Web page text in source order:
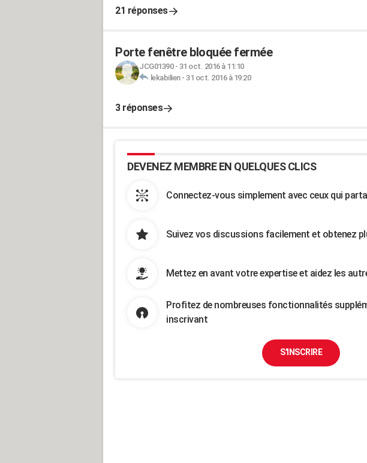
21 réponses
Porte fenêtre bloquée fermée
JCG01390- 31 oct. 2016 à 11:10
lekabilien- 31 oct. 2016 à 19:20
3 réponses
DEVENEZ MEMBRE EN QUELQUES CLICS
Connectez-vous simplement avec ceux qui
Suivez vos discussions facilement et obtenez
Mettez en avant votre expertise et aidez les
Profitez de nombreuses fonctionnalités
inscrivant
S'INSCRIRE